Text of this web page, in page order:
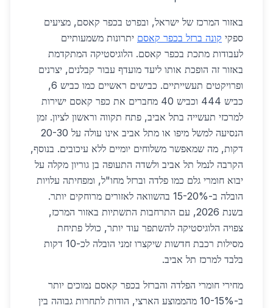
באזור המרכז של ישראל, ובפרט בכפר קאסם, מציעים
ספקי קונה ברזל בכפר קאסם יתרונות משמעותיים
לעבודות מתכת בכפר קאסם. הלוגיסטיקה המתקדמת
באזור זה הופכת אותו ליעד מועדף עבור קבלנים, יצרנים
ופרויקטים תעשייתיים. כבישים ראשיים כמו כביש 6,
כביש 444 וכביש 40 מחברים את כפר קאסם ישירות
למרכזי תעשייה בתל אביב, פתח תקווה וראשון לציון. זמן
הנסיעה למשל מיפו או מתל אביב אינו עולה על 20-30
דקות, מה שמאפשר משלוחים יומיים ללא עיכובים. בנוסף,
הקרבה לנמל תל אביב ולשדה התעופה בן גוריון מקלה על
יבוא חומרי גלם כמו פלדה וברזל מחו"ל, ומפחיתה עלויות
הובלה ב-15-20% בהשוואה לאזורים מרוחקים יותר.
בשנת 2026, עם התרחבות התשתיות באזור המרכז,
צפויה הלוגיסטיקה להשתפר עוד יותר, כולל פתיחת
מסילות רכבת חדשות שיקצרו זמני הובלה לכ-10 דקות
בלבד למרכז תל אביב.
מחירי חומרי הפלדה והברזל בכפר קאסם נמוכים יותר
ב-10-15% מהממוצע הארצי, הודות לתחרות גבוהה בין